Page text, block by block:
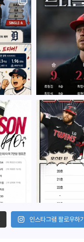
인스타그램 팔로우하기